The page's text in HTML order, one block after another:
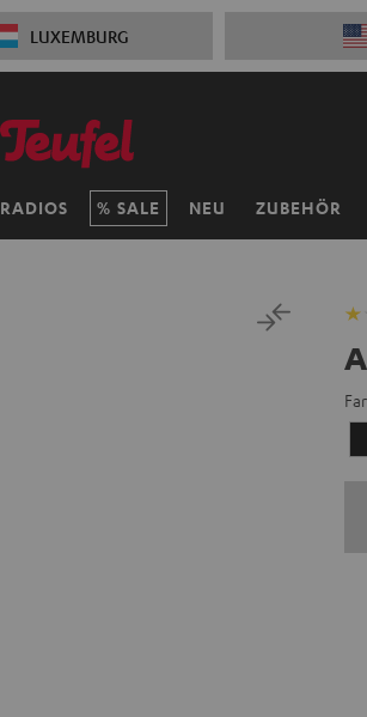
LUXEMBURG
RADIOS SALE NEU ZUBEHÖR